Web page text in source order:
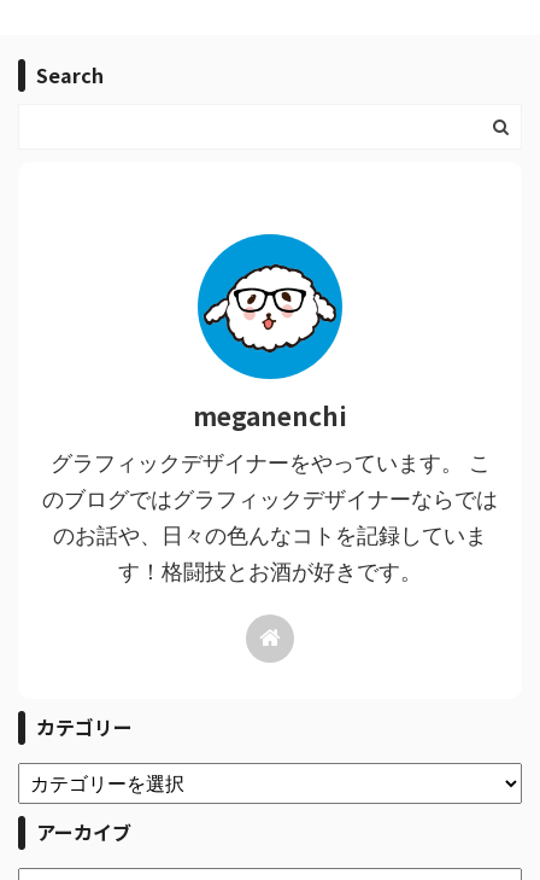
Search
meganenchi
グラフィックデザイナーをやっています。 こ
のブログではグラフィックデザイナーならでは
のお話や、日々の色んなコトを記録していま
す！格闘技とお酒が好きです。
カテゴリー
アーカイブ